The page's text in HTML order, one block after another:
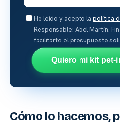
He leído y acepto la política
Responsable: Abel Martín.
facilitarte el presupuesto
Quiero mi kit pet-
Cómo lo hacemos,